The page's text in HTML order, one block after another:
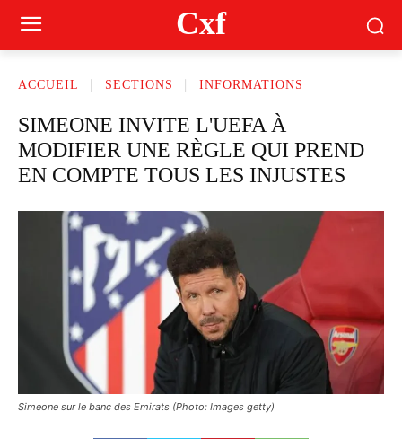
Cxf
ACCUEIL SECTIONS INFORMATIONS
SIMEONE INVITE L'UEFA À
MODIFIER UNE RÈGLE QUI PREND
EN COMPTE TOUS LES INJUSTES
Simeone sur le banc des Emirats (Photo: Images getty)